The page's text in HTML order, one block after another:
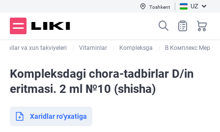
Toshkent UZ
va xun takviyeleri Vitaminlar Kompleksga B Комплекс Мер
Kompleksdagi chora-tadbirlar D/in
eritmasi. 2 ml №10 (shisha)
Xaridlar ro‘yxatiga